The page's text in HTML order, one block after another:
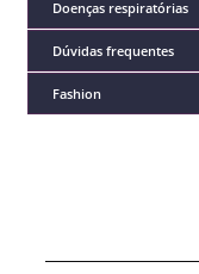
Doenças respiratórias
Dúvidas frequentes
Fashion